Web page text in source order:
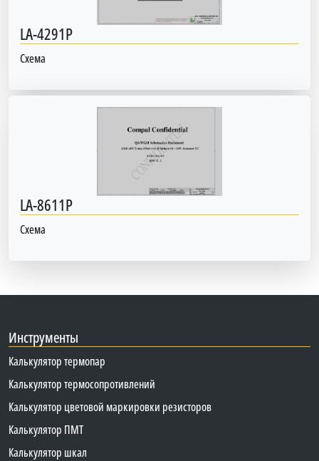
LA-4291P
Схема
LA-8611P
Схема
Инструменты
Калькулятор термопар
Калькулятор термосопротивлений
Калькулятор цветовой маркировки резисторов
Калькулятор ПМТ
Калькулятор шкал